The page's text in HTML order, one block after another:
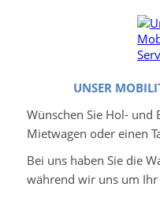
UNSER
Wünschen Sie Hol- und
Mietwagen oder einen
Bei uns haben Sie die
während wir uns um